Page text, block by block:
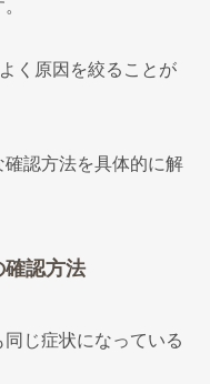
く原因を絞ることが
認方法を具体的に解
確認方法
じ症状になっている